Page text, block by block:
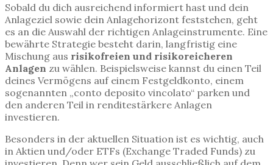
Sobald du dich ausreichend informiert hast und dein
Anlageziel sowie dein Anlagehorizont feststehen, geht
es an die Auswahl der richtigen Anlageinstrumente. Eine
bewährte Strategie besteht darin, langfristig eine
Mischung aus risikofreien und risikoreicheren
Anlagen zu wählen. Beispielsweise kannst du einen Teil
deines Vermögens auf einem Festgeldkonto, einem
sogenannten „conto deposito vincolato“ parken und
den anderen Teil in renditestärkere Anlagen
investieren.
Besonders in der aktuellen Situation ist es wichtig, auch
in Aktien und/oder ETFs (Exchange Traded Funds) zu